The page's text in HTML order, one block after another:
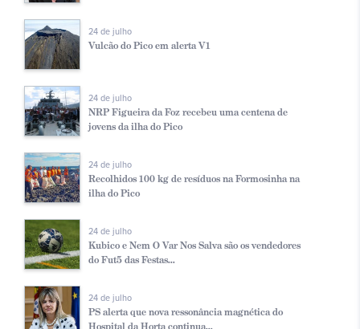
24 de julho
Vulcão do Pico em alerta V1
24 de julho
NRP Figueira da Foz recebeu uma centena de
jovens da ilha do Pico
24 de julho
Recolhidos 100 kg de resíduos na Formosinha na
ilha do Pico
24 de julho
Kubico e Nem O Var Nos Salva são os vendedores
do Fut5 das Festas...
24 de julho
PS alerta que nova ressonância magnética do
Hospital da Horta continua...